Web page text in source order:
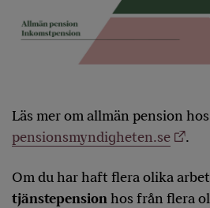
Läs mer om allmän pension hos
pensionsmyndigheten.se
.
Om du har haft flera olika
tjänstepensionhos från flera